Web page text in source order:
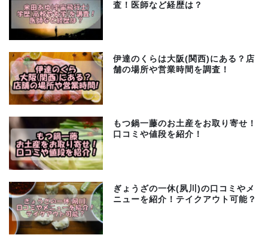
査！医師など経歴は？
伊達のくらは大阪(関西)にある？店
舗の場所や営業時間を調査！
もつ鍋一藤のお土産をお取り寄せ！
口コミや値段を紹介！
ぎょうざの一休(夙川)の口コミやメ
ニューを紹介！テイクアウト可能？